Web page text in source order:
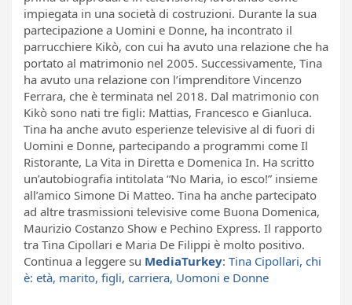
impiegata in una società di costruzioni. Durante la sua
partecipazione a Uomini e Donne, ha incontrato il
parrucchiere Kikò, con cui ha avuto una relazione che ha
portato al matrimonio nel 2005. Successivamente, Tina
ha avuto una relazione con l’imprenditore Vincenzo
Ferrara, che è terminata nel 2018. Dal matrimonio con
Kikò sono nati tre figli: Mattias, Francesco e Gianluca.
Tina ha anche avuto esperienze televisive al di fuori di
Uomini e Donne, partecipando a programmi come Il
Ristorante, La Vita in Diretta e Domenica In. Ha scritto
un’autobiografia intitolata “No Maria, io esco!” insieme
all’amico Simone Di Matteo. Tina ha anche partecipato
ad altre trasmissioni televisive come Buona Domenica,
Maurizio Costanzo Show e Pechino Express. Il rapporto
tra Tina Cipollari e Maria De Filippi è molto positivo.
Continua a leggere su MediaTurkey: Tina Cipollari, chi
è: età, marito, figli, carriera, Uomoni e Donne